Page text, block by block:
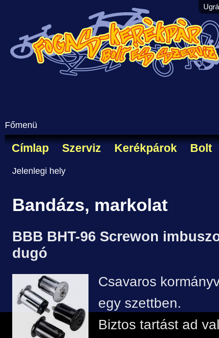
Főmenü
Címlap Szerviz Kerékpárok Bolt
Jelenlegi hely
Bandázs, markolat
BBB BHT-96 Screwon
dugó
Csavaros
egy szettben.
Biztos tartást ad